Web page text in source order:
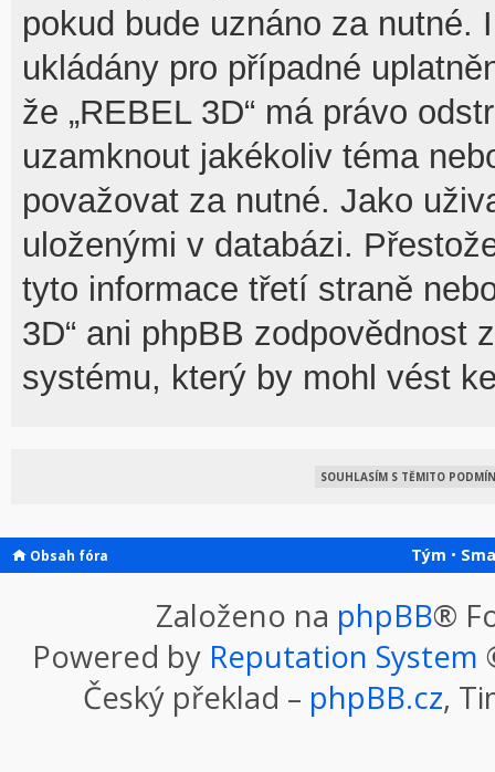
pokud bude uznáno za nutné.
ukládány pro případné
že „REBEL 3D“ má právo
uzamknout jakékoliv téma
považovat za nutné. Jako
uloženými v databázi.
tyto informace třetí straně
3D“ ani phpBB zodpovědnost
systému, který by mohl vést
Obsah fóra Tým •
Založeno na phpBB®
Powered by Reputation System
Český překlad – phpBB.cz,